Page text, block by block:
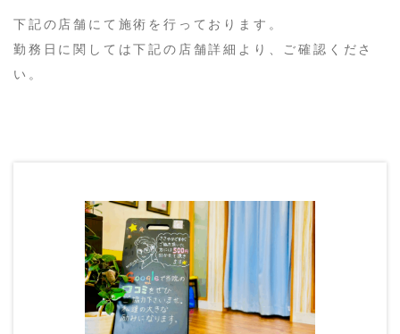
下記の店舗にて施術を行っております。
勤務日に関しては下記の店舗詳細より、ご確認くださ
い。